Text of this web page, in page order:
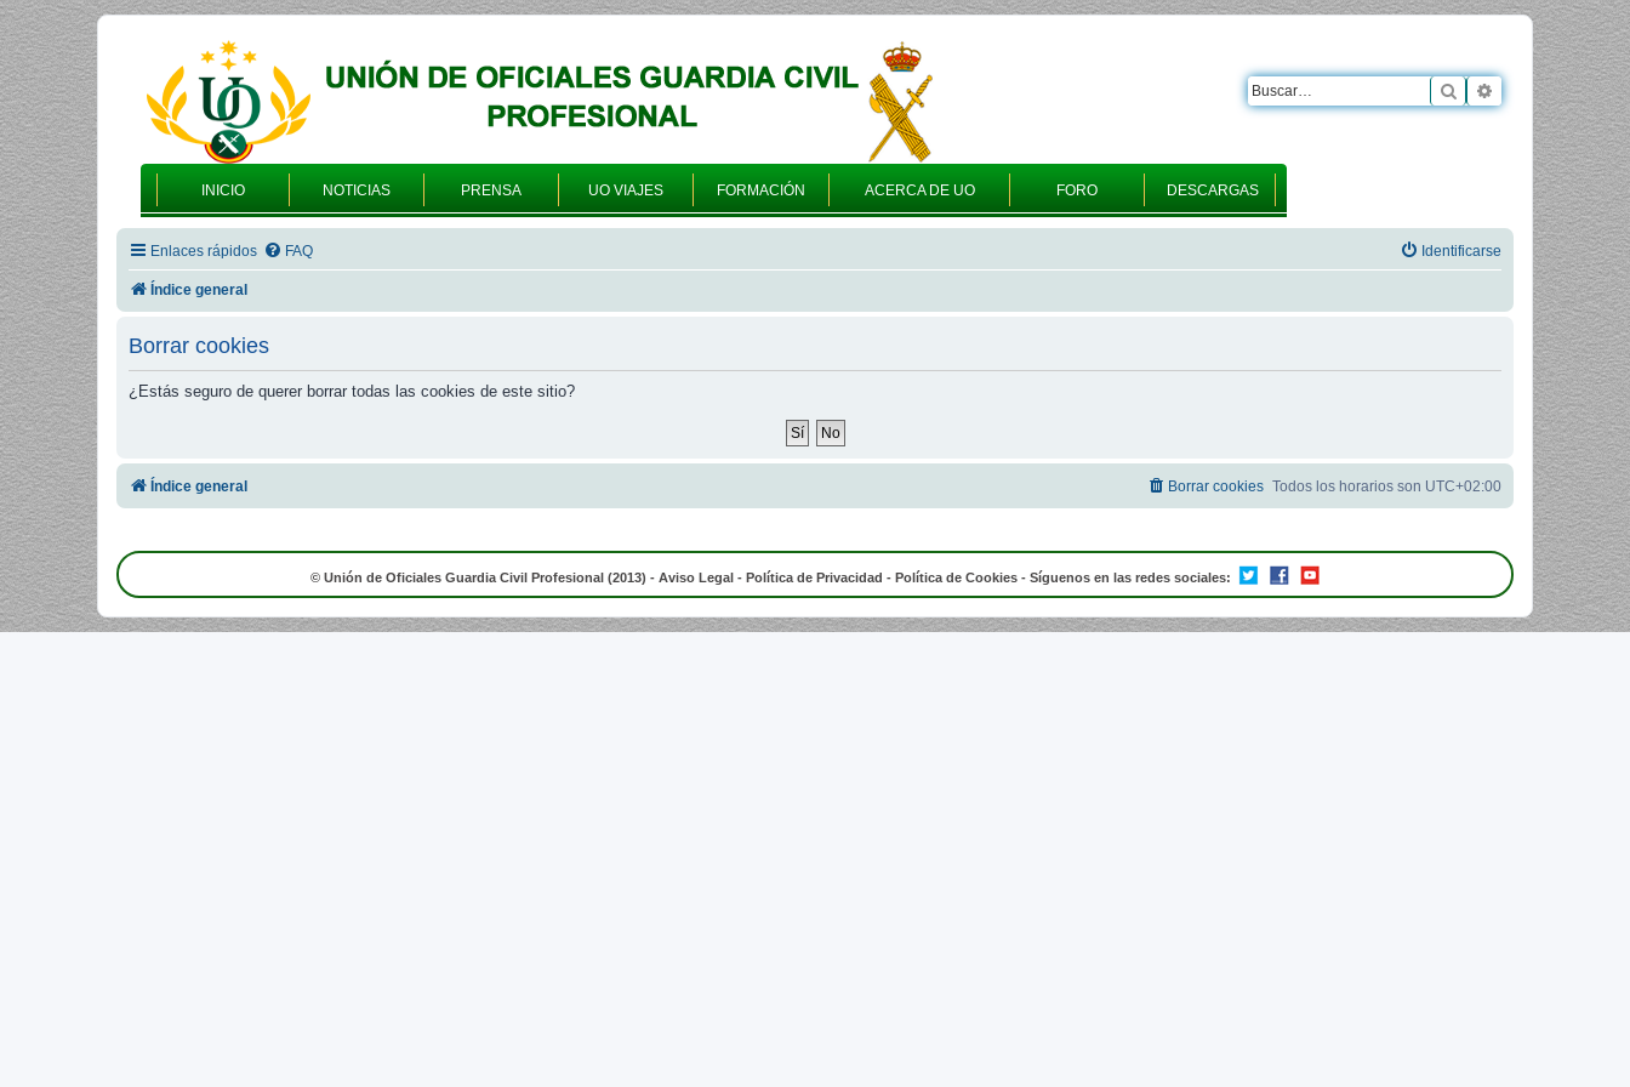
INICIO NOTICIAS PRENSA UO VIAJES FORMACIÓN ACERCA DE UO FORO DESCARGAS
Buscar Búsqueda
Enlaces rápidos FAQ Identificarse
Índice general
Borrar cookies
¿Estás seguro de querer borrar todas las cookies de este sitio?
Índice general Todos los horarios son UTC+02:00
Borrar cookies
© Unión de Oficiales Guardia Civil Profesional (2013) - Aviso Legal - Política de Privacidad - Política de Cookies - Síguenos en las redes sociales: